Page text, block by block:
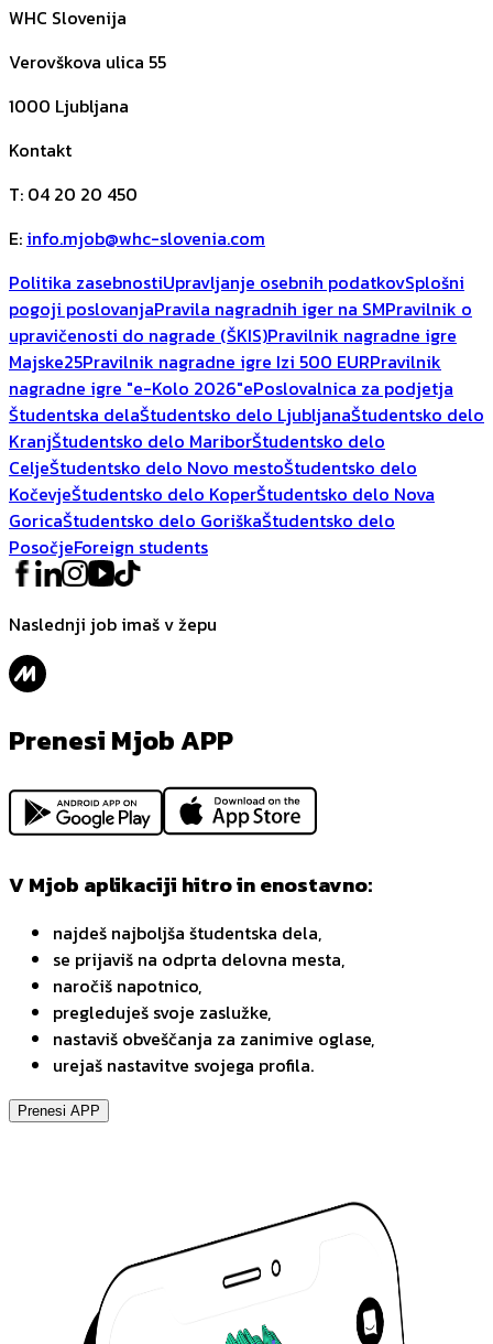
WHC Slovenija
Verovškova ulica 55
1000 Ljubljana
Kontakt
T: 04 20 20 450
E: info.mjob@whc-slovenia.com
Politika zasebnostiUpravljanje osebnih podatkovSplošni
pogoji poslovanjaPravila nagradnih iger na SMPravilnik o
upravičenosti do nagrade (ŠKIS)Pravilnik nagradne igre
Majske25Pravilnik nagradne igre Izi 500 EURPravilnik
nagradne igre "e-Kolo 2026"ePoslovalnica za podjetja
Študentska delaŠtudentsko delo LjubljanaŠtudentsko delo
KranjŠtudentsko delo MariborŠtudentsko delo
CeljeŠtudentsko delo Novo mestoŠtudentsko delo
KočevjeŠtudentsko delo KoperŠtudentsko delo Nova
GoricaŠtudentsko delo GoriškaŠtudentsko delo
PosočjeForeign students
Naslednji job imaš v žepu
Prenesi Mjob APP
V Mjob aplikaciji hitro in enostavno:
najdeš najboljša študentska dela,
se prijaviš na odprta delovna mesta,
naročiš napotnico,
pregleduješ svoje zaslužke,
nastaviš obveščanja za zanimive oglase,
urejaš nastavitve svojega profila.
Prenesi APP